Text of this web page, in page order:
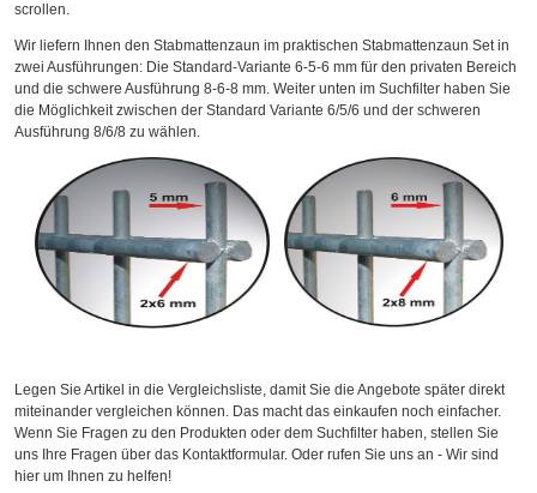
scrollen.
Wir liefern Ihnen den Stabmattenzaun im praktischen Stabmattenzaun Set in
zwei Ausführungen: Die Standard-Variante 6-5-6 mm für den privaten Bereich
und die schwere Ausführung 8-6-8 mm. Weiter unten im Suchfilter haben Sie
die Möglichkeit zwischen der Standard Variante 6/5/6 und der schweren
Ausführung 8/6/8 zu wählen.
Legen Sie Artikel in die Vergleichsliste, damit Sie die Angebote später direkt
miteinander vergleichen können. Das macht das einkaufen noch einfacher.
Wenn Sie Fragen zu den Produkten oder dem Suchfilter haben, stellen Sie
uns Ihre Fragen über das Kontaktformular. Oder rufen Sie uns an - Wir sind
hier um Ihnen zu helfen!